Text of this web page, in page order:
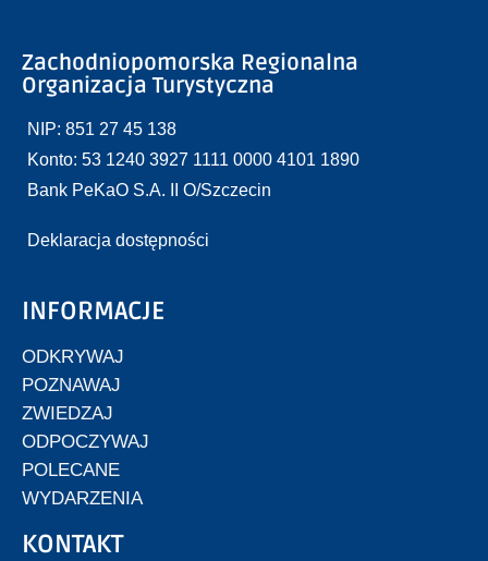
Zachodniopomorska Regionalna
Organizacja Turystyczna
NIP: 851 27 45 138
Konto: 53 1240 3927 1111 0000 4101 1890
Bank PeKaO S.A. II O/Szczecin
Deklaracja dostępności
INFORMACJE
ODKRYWAJ
POZNAWAJ
ZWIEDZAJ
ODPOCZYWAJ
POLECANE
WYDARZENIA
KONTAKT